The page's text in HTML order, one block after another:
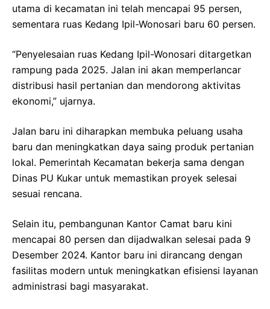
utama di kecamatan ini telah mencapai 95 persen,
sementara ruas Kedang Ipil-Wonosari baru 60 persen.
“Penyelesaian ruas Kedang Ipil-Wonosari ditargetkan
rampung pada 2025. Jalan ini akan memperlancar
distribusi hasil pertanian dan mendorong aktivitas
ekonomi,” ujarnya.
Jalan baru ini diharapkan membuka peluang usaha
baru dan meningkatkan daya saing produk pertanian
lokal. Pemerintah Kecamatan bekerja sama dengan
Dinas PU Kukar untuk memastikan proyek selesai
sesuai rencana.
Selain itu, pembangunan Kantor Camat baru kini
mencapai 80 persen dan dijadwalkan selesai pada 9
Desember 2024. Kantor baru ini dirancang dengan
fasilitas modern untuk meningkatkan efisiensi layanan
administrasi bagi masyarakat.